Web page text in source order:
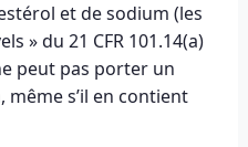
et de sodium (les
» du 21 CFR 101.14(a)
peut pas porter un
s’il en contient